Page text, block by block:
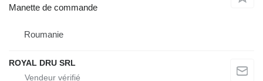
Manette de commande
Roumanie
ROYAL DRU SRL